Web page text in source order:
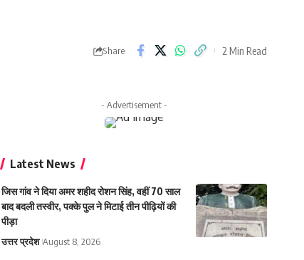
Share 2 Min Read
- Advertisement -
Latest News
जिस गांव ने दिया अमर शहीद रोशन सिंह, वहीं 70 साल
बाद बदली तस्वीर, पक्के पुल ने मिटाई तीन पीढ़ियों की
पीड़ा
उत्तर प्रदेश August 8, 2026